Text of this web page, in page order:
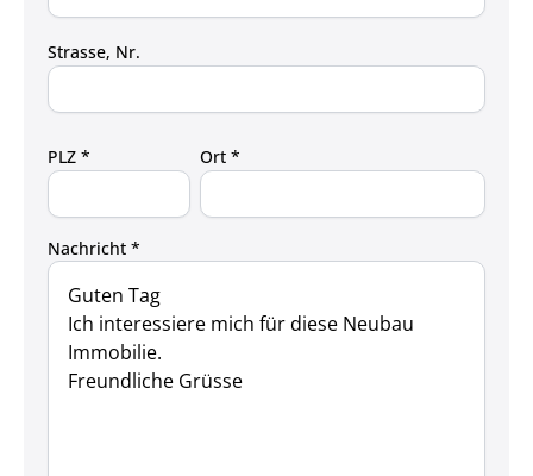
Strasse, Nr.
PLZ * Ort *
Nachricht *